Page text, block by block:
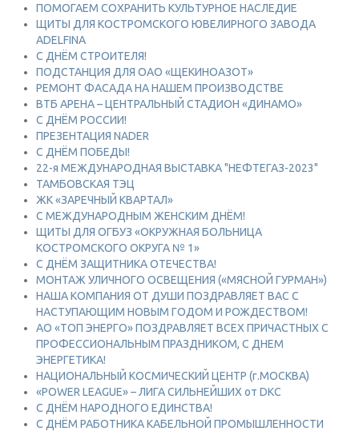
ПОМОГАЕМ СОХРАНИТЬ КУЛЬТУРНОЕ НАСЛЕДИЕ
ЩИТЫ ДЛЯ КОСТРОМСКОГО ЮВЕЛИРНОГО ЗАВОДА
ADELFINA
С ДНЁМ СТРОИТЕЛЯ!
ПОДСТАНЦИЯ ДЛЯ ОАО «ЩЕКИНОАЗОТ»
РЕМОНТ ФАСАДА НА НАШЕМ ПРОИЗВОДСТВЕ
ВТБ АРЕНА – ЦЕНТРАЛЬНЫЙ СТАДИОН «ДИНАМО»
С ДНЁМ РОССИИ!
ПРЕЗЕНТАЦИЯ NADER
С ДНЁМ ПОБЕДЫ!
22-я МЕЖДУНАРОДНАЯ ВЫСТАВКА "НЕФТЕГАЗ-2023"
ТАМБОВСКАЯ ТЭЦ
ЖК «ЗАРЕЧНЫЙ КВАРТАЛ»
С МЕЖДУНАРОДНЫМ ЖЕНСКИМ ДНЁМ!
ЩИТЫ ДЛЯ ОГБУЗ «ОКРУЖНАЯ БОЛЬНИЦА
КОСТРОМСКОГО ОКРУГА № 1»
С ДНЁМ ЗАЩИТНИКА ОТЕЧЕСТВА!
МОНТАЖ УЛИЧНОГО ОСВЕЩЕНИЯ («МЯСНОЙ ГУРМАН»)
НАША КОМПАНИЯ ОТ ДУШИ ПОЗДРАВЛЯЕТ ВАС С
НАСТУПАЮЩИМ НОВЫМ ГОДОМ И РОЖДЕСТВОМ!
АО «ТОП ЭНЕРГО» ПОЗДРАВЛЯЕТ ВСЕХ ПРИЧАСТНЫХ С
ПРОФЕССИОНАЛЬНЫМ ПРАЗДНИКОМ, С ДНЕМ
ЭНЕРГЕТИКА!
НАЦИОНАЛЬНЫЙ КОСМИЧЕСКИЙ ЦЕНТР (г.МОСКВА)
«POWER LEAGUE» – ЛИГА СИЛЬНЕЙШИХ от DKC
С ДНЁМ НАРОДНОГО ЕДИНСТВА!
С ДНЁМ РАБОТНИКА КАБЕЛЬНОЙ ПРОМЫШЛЕННОСТИ